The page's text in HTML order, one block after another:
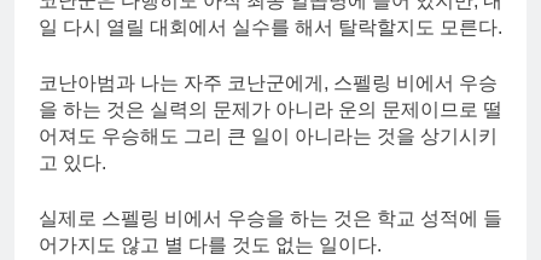
일 다시 열릴 대회에서 실수를 해서 탈락할지도 모른다.
코난아범과 나는 자주 코난군에게, 스펠링 비에서 우승
을 하는 것은 실력의 문제가 아니라 운의 문제이므로 떨
어져도 우승해도 그리 큰 일이 아니라는 것을 상기시키
고 있다.
실제로 스펠링 비에서 우승을 하는 것은 학교 성적에 들
어가지도 않고 별 다를 것도 없는 일이다.